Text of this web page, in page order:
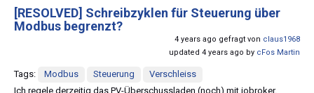
[RESOLVED] Schreibzyklen für Steuerung über
Modbus begrenzt?
4 years ago gefragt von claus1968
updated 4 years ago by cFos Martin
Tags: Modbus Steuerung
Verschleiss
Ich regele derzeitig das PV-Überschussladen (noch) mit iobroker.